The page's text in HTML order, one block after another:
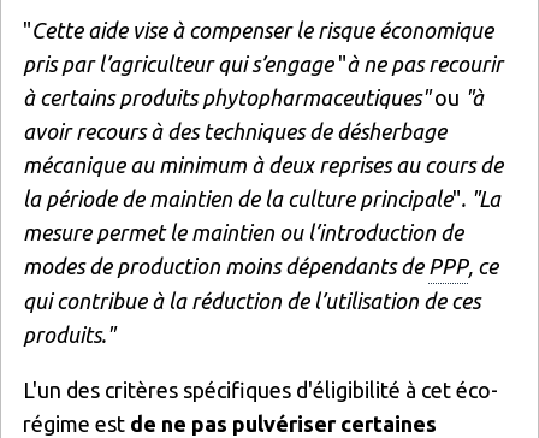
"Cette aide vise à compenser le risque économique
pris par l’agriculteur qui s’engage "à ne pas recourir
à certains produits phytopharmaceutiques"ou "à
avoir recours à des techniques de désherbage
mécanique au minimum à deux reprises au cours de
la période de maintien de la culture principale". "La
mesure permet le maintien ou l’introduction de
modes de production moins dépendants de PPP, ce
qui contribue à la réduction de l’utilisation de ces
produits."
L'un des critères spécifiques d'éligibilité à cet éco-
régime est de ne pas pulvériser certaines